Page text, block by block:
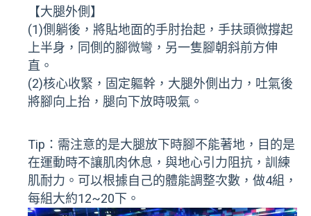
【大腿外側】
(1)側躺後，將貼地面的手肘抬起，手扶頭微撐起
上半身，同側的腳微彎，另一隻腳朝斜前方伸
直。
(2)核心收緊，固定軀幹，大腿外側出力，吐氣後
將腳向上抬，腿向下放時吸氣。
Tip：需注意的是大腿放下時腳不能著地，目的是
在運動時不讓肌肉休息，與地心引力阻抗，訓練
肌耐力。可以根據自己的體能調整次數，做4組，
每組大約12~20下。